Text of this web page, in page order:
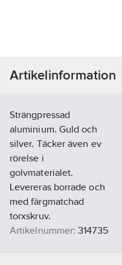
Artikelinformation
Strängpressad
aluminium. Guld och
silver. Täcker även ev
rörelse i
golvmaterialet.
Levereras borrade och
med färgmatchad
torxskruv.
Artikelnummer: 314735